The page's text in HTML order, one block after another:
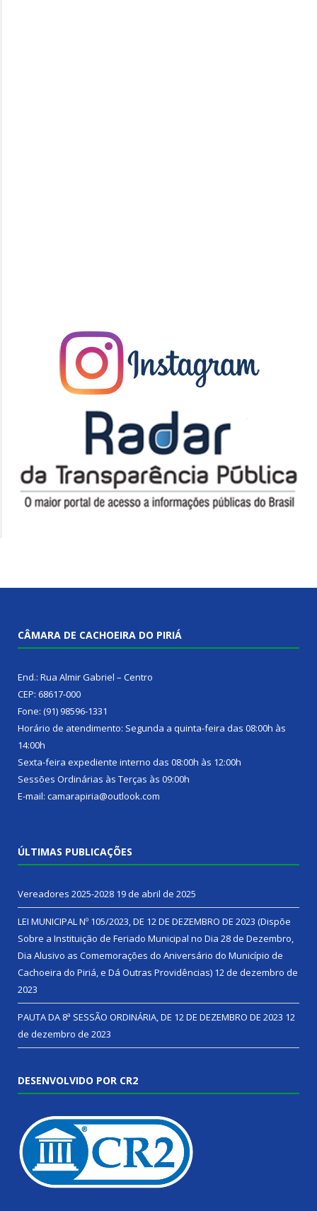
CÂMARA DE CACHOEIRA DO PIRIÁ
End.: Rua Almir Gabriel – Centro
CEP: 68617-000
Fone: (91) 98596-1331
Horário de atendimento: Segunda a quinta-feira das 08:00h às
14:00h
Sexta-feira expediente interno das 08:00h às 12:00h
Sessões Ordinárias às Terças às 09:00h
E-mail: camarapiria@outlook.com
ÚLTIMAS PUBLICAÇÕES
Vereadores 2025-2028 19 de abril de 2025
LEI MUNICIPAL Nº 105/2023, DE 12 DE DEZEMBRO DE 2023 (Dispõe
Sobre a Instituição de Feriado Municipal no Dia 28 de Dezembro,
Dia Alusivo as Comemorações do Aniversário do Município de
Cachoeira do Piriá, e Dá Outras Providências) 12 de dezembro de
2023
PAUTA DA 8ª SESSÃO ORDINÁRIA, DE 12 DE DEZEMBRO DE 2023 12
de dezembro de 2023
DESENVOLVIDO POR CR2